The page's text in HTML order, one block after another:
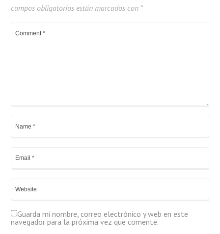
campos obligatorios están marcados con *
Guarda mi nombre, correo electrónico y web en este
navegador para la próxima vez que comente.